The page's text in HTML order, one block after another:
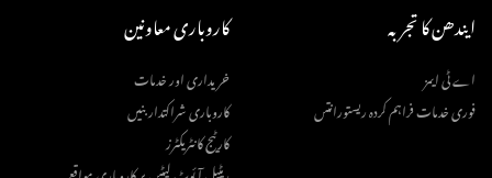
ایندھن کا تجربہ
اے ٹی ایمز
فوری خدمات فراہم کردہ ریستورانتس
کاروباری معاونین
خریداری اور خدمات
کاروباری شراکتدار بنیں
کارٹیج کانٹریکٹرز